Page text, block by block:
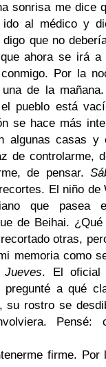
sonrisa me dice
al médico y
que no
ahora se irá a
Por la
de la
pueblo está
se hace más
algunas casas y
de controlarme,
de pensar.
El niño de
que pasea
de Beihai.
otras,
memoria como
Jueves. El oficial
pregunté a qué
su rostro se
Pensé:
firme. Por